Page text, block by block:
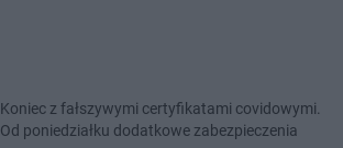
Koniec z fałszywymi certyfikatami covidowymi.
Od poniedziałku dodatkowe zabezpieczenia